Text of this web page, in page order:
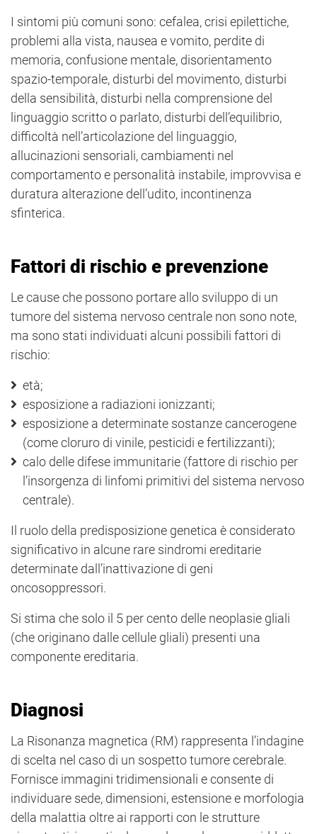
I sintomi più comuni sono: cefalea, crisi epilettiche,
problemi alla vista, nausea e vomito, perdite di
memoria, confusione mentale, disorientamento
spazio-temporale, disturbi del movimento, disturbi
della sensibilità, disturbi nella comprensione del
linguaggio scritto o parlato, disturbi dell’equilibrio,
difficoltà nell’articolazione del linguaggio,
allucinazioni sensoriali, cambiamenti nel
comportamento e personalità instabile, improvvisa e
duratura alterazione dell’udito, incontinenza
sfinterica.
Fattori di rischio e prevenzione
Le cause che possono portare allo sviluppo di un
tumore del sistema nervoso centrale non sono note,
ma sono stati individuati alcuni possibili fattori di
rischio:
età;
esposizione a radiazioni ionizzanti;
esposizione a determinate sostanze cancerogene
(come cloruro di vinile, pesticidi e fertilizzanti);
calo delle difese immunitarie (fattore di rischio per
l’insorgenza di linfomi primitivi del sistema nervoso
centrale).
Il ruolo della predisposizione genetica è considerato
significativo in alcune rare sindromi ereditarie
determinate dall’inattivazione di geni
oncosoppressori.
Si stima che solo il 5 per cento delle neoplasie gliali
(che originano dalle cellule gliali) presenti una
componente ereditaria.
Diagnosi
La Risonanza magnetica (RM) rappresenta l’indagine
di scelta nel caso di un sospetto tumore cerebrale.
Fornisce immagini tridimensionali e consente di
individuare sede, dimensioni, estensione e morfologia
della malattia oltre ai rapporti con le strutture